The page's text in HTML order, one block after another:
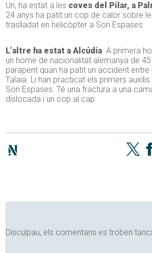
Un, ha estat a les coves del Pilar, a
24 anys ha patit un cop de calor sobre
traslladat en helicòpter a Son Espases.
L’altre ha estat a Alcúdia. A primera
un home de nacionalitat alemanya de
parapent quan ha patit un accident entre
Talaia. Li han practicat els primers auxilis
Son Espases. Té una fractura a una
dislocada i un cop al cap.
Disculpau, els comentaris es troben